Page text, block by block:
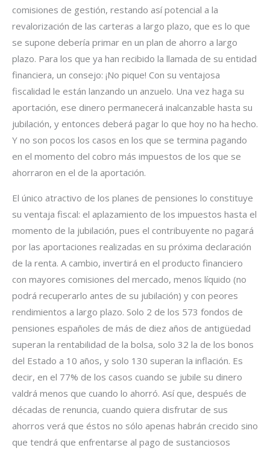
comisiones de gestión, restando así potencial a la
revalorización de las carteras a largo plazo, que es lo que
se supone debería primar en un plan de ahorro a largo
plazo. Para los que ya han recibido la llamada de su entidad
financiera, un consejo: ¡No pique! Con su ventajosa
fiscalidad le están lanzando un anzuelo. Una vez haga su
aportación, ese dinero permanecerá inalcanzable hasta su
jubilación, y entonces deberá pagar lo que hoy no ha hecho.
Y no son pocos los casos en los que se termina pagando
en el momento del cobro más impuestos de los que se
ahorraron en el de la aportación.
El único atractivo de los planes de pensiones lo constituye
su ventaja fiscal: el aplazamiento de los impuestos hasta el
momento de la jubilación, pues el contribuyente no pagará
por las aportaciones realizadas en su próxima declaración
de la renta. A cambio, invertirá en el producto financiero
con mayores comisiones del mercado, menos líquido (no
podrá recuperarlo antes de su jubilación) y con peores
rendimientos a largo plazo. Solo 2 de los 573 fondos de
pensiones españoles de más de diez años de antigüedad
superan la rentabilidad de la bolsa, solo 32 la de los bonos
del Estado a 10 años, y solo 130 superan la inflación. Es
decir, en el 77% de los casos cuando se jubile su dinero
valdrá menos que cuando lo ahorró. Así que, después de
décadas de renuncia, cuando quiera disfrutar de sus
ahorros verá que éstos no sólo apenas habrán crecido sino
que tendrá que enfrentarse al pago de sustanciosos